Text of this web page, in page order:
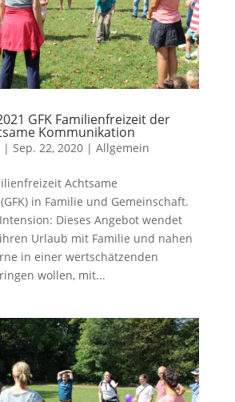
GFK Familienfreizeit der
Kommunikation
| Sep. 22, 2020| Allgemein
Achtsame
in Familie und Gemeinschaft.
Dieses Angebot wendet
Urlaub mit Familie und nahen
in einer wertschätzenden
wollen, mit...